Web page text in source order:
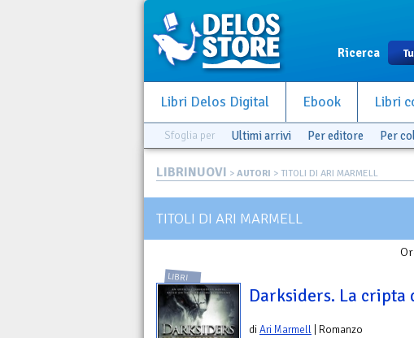
Ricerca
Libri Delos Digital Ebook Libri
Sfoglia per Ultimi arrivi Per editore Per
LIBRINUOVI > AUTORI > TITOLI DI ARI MARMELL
TITOLI DI ARI MARMELL
LIBRI
Darksiders. La cripta
diAri Marmell | Romanzo